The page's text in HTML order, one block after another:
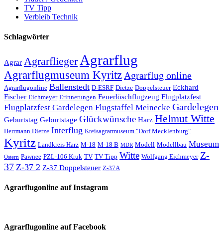
TV Tipp
Verbleib Technik
Schlagwörter
Agrar Agrarflieger Agrarflug
Agrarflugmuseum Kyritz Agrarflug online
Agrarflugonline Ballenstedt D-ESRF Dietze Doppelsteuer Eckhard
Fischer Eichmeyer Erinnerungen Feuerlöschflugzeug Flugplatzfest
Flugplatzfest Gardelegen Flugstaffel Meinecke Gardelegen
Geburtstag Geburtstage Glückwünsche Harz Helmut Witte
Herrmann Dietze Interflug Kreisagrarmuseum "Dorf Mecklenburg"
Kyritz Landkreis Harz M-18 M-18 B MDR Modell Modellbau Museum
Ostern Pawnee PZL-106 Kruk TV TV Tipp Witte Wolfgang Eichmeyer Z-
37 Z-37 2 Z-37 Doppelsteuer Z-37A
Agrarflugonline auf Instagram
Agrarflugonline auf Facebook